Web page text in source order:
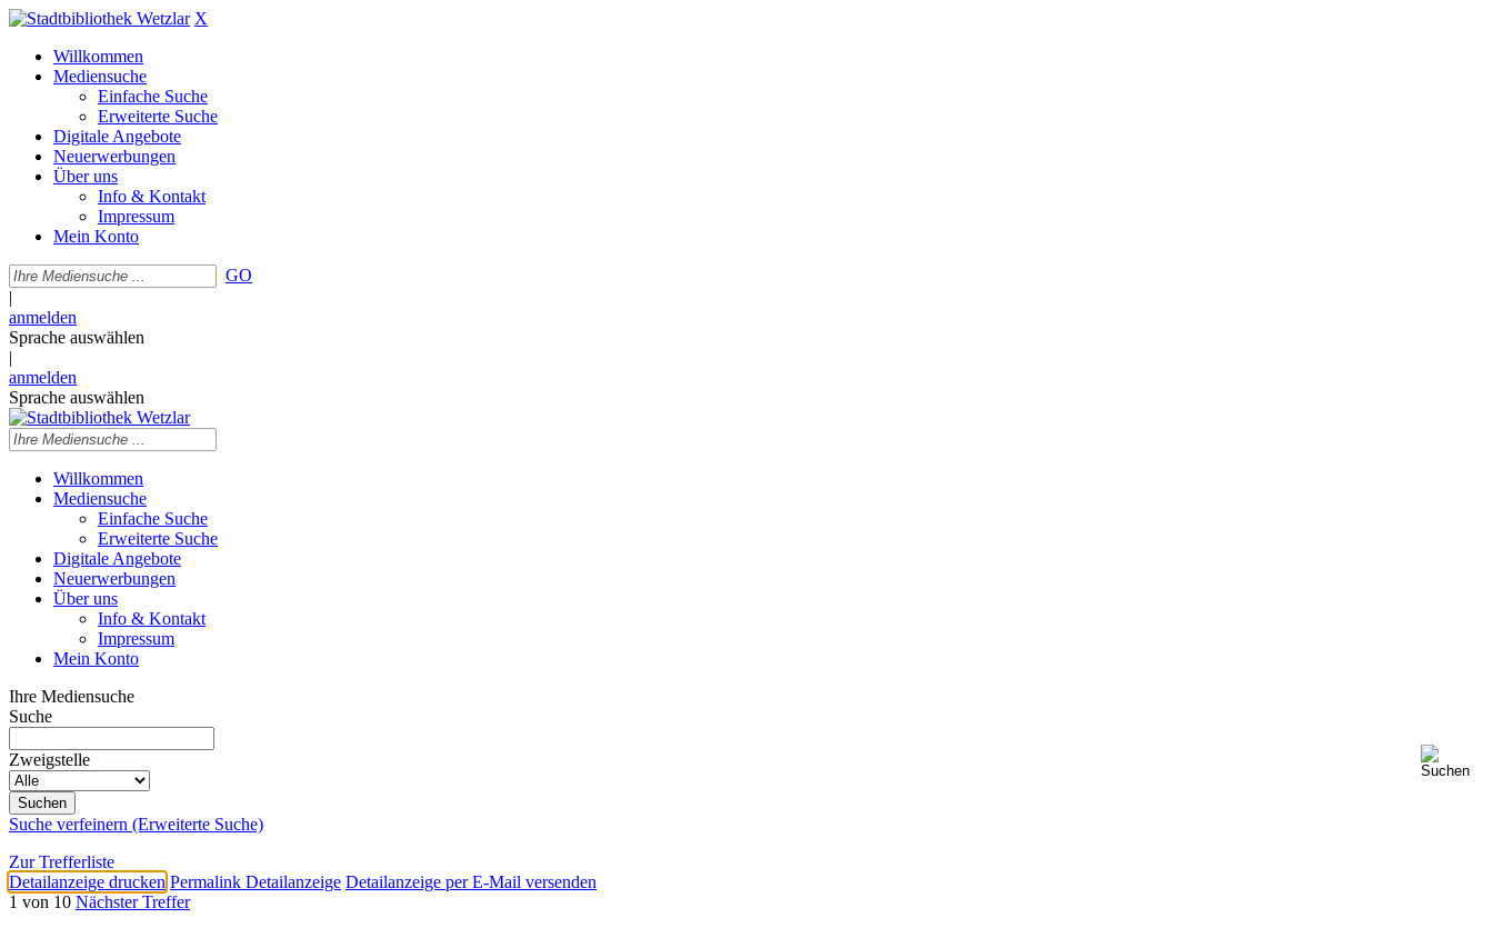
X
Willkommen
Mediensuche
Einfache Suche
Erweiterte Suche
Digitale Angebote
Neuerwerbungen
Über uns
Info & Kontakt
Impressum
Mein Konto
GO
|
anmelden
Sprache auswählen
|
anmelden
Sprache auswählen
Willkommen
Mediensuche
Einfache Suche
Erweiterte Suche
Digitale Angebote
Neuerwerbungen
Über uns
Info & Kontakt
Impressum
Mein Konto
Ihre Mediensuche
Suche
Zweigstelle
Suche verfeinern (Erweiterte Suche)
Zur Trefferliste
Detailanzeige drucken Permalink Detailanzeige Detailanzeige per E-Mail versenden
1 von 10 Nächster Treffer